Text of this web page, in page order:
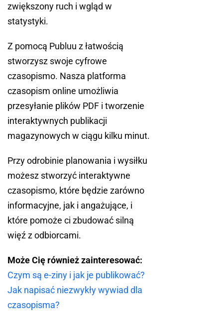
zwiększony ruch i wgląd w
statystyki.
Z pomocą Publuu z łatwością
stworzysz swoje cyfrowe
czasopismo. Nasza platforma
czasopism online umożliwia
przesyłanie plików PDF i tworzenie
interaktywnych publikacji
magazynowych w ciągu kilku minut.
Przy odrobinie planowania i wysiłku
możesz stworzyć interaktywne
czasopismo, które będzie zarówno
informacyjne, jak i angażujące, i
które pomoże ci zbudować silną
więź z odbiorcami.
Może Cię również zainteresować:
Czym są e-ziny i jak je publikować?
Jak napisać niezwykły wywiad dla
czasopisma?